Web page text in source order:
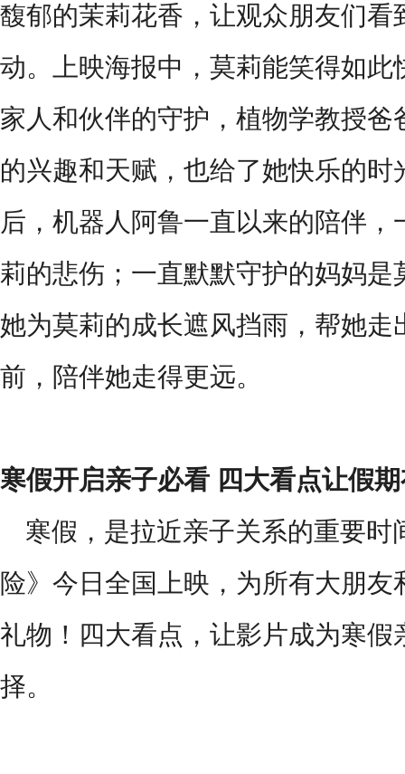
馥郁的茉莉花香，让观众朋友们看
动。上映海报中，莫莉能笑得如此
家人和伙伴的守护，植物学教授爸
的兴趣和天赋，也给了她快乐的时
后，机器人阿鲁一直以来的陪伴
莉的悲伤；一直默默守护的妈妈是
她为莫莉的成长遮风挡雨，帮她走
前，陪伴她走得更远。
寒假开启亲子必看 四大看点让假
寒假，是拉近亲子关系的重要时
险》今日全国上映，为所有大朋
礼物！四大看点，让影片成为寒假
择。